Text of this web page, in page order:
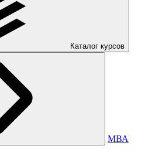
Каталог курсов
МВА